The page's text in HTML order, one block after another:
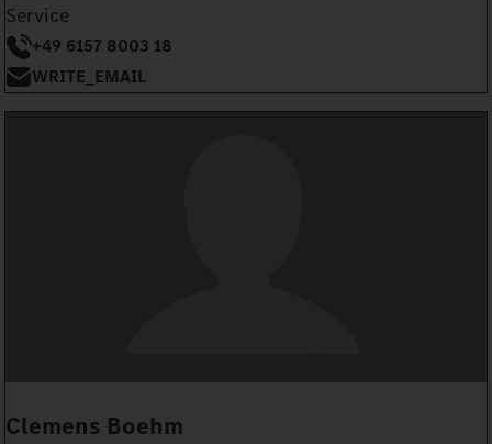
Service
+49 6157 8003 18
WRITE_EMAIL
Clemens Boehm